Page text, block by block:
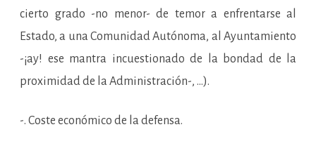
cierto grado -no menor- de temor a enfrentarse al
Estado, a una Comunidad Autónoma, al Ayuntamiento
-¡ay! ese mantra incuestionado de la bondad de la
proximidad de la Administración-, …).
-. Coste económico de la defensa.